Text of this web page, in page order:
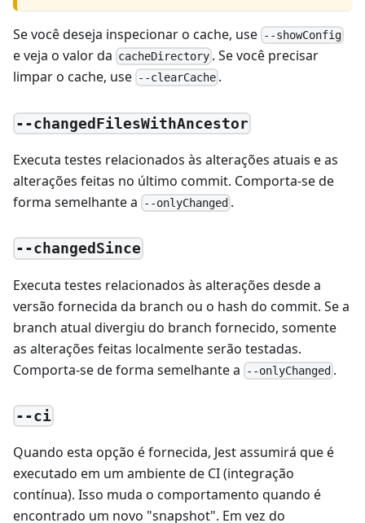
Se você deseja inspecionar o cache, use --showConfig
e veja o valor da cacheDirectory . Se você precisar
limpar o cache, use --clearCache .
--changedFilesWithAncestor
Executa testes relacionados às alterações atuais e as
alterações feitas no último commit. Comporta-se de
forma semelhante a
--onlyChanged .
--changedSince
Executa testes relacionados às alterações desde a
versão fornecida da branch ou o hash do commit. Se a
branch atual divergiu do branch fornecido, somente
as alterações feitas localmente serão testadas.
Comporta-se de forma semelhante a
--onlyChanged .
--ci
Quando esta opção é fornecida, Jest assumirá que é
executado em um ambiente de CI (integração
contínua). Isso muda o comportamento quando é
encontrado um novo "snapshot". Em vez do